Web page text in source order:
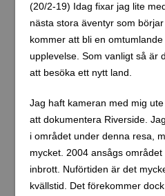
(20/2-19) Idag fixar jag lite
nästa stora äventyr som
kommer att bli en
upplevelse. Som vanligt så är
att besöka ett nytt land.
Jag haft kameran med mig
att dokumentera Riverside.
i området under denna resa,
mycket. 2004 ansågs
inbrott. Nuförtiden är det
kvällstid. Det förekommer